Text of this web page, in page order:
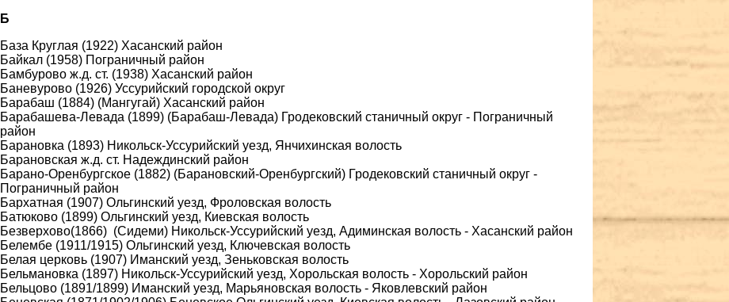
Б
База Круглая (1922) Хасанский район
Байкал (1958) Пограничный район
Бамбурово ж.д. ст. (1938) Хасанский район
Баневурово (1926) Уссурийский городской округ
Барабаш (1884) (Мангугай) Хасанский район
Барабашева-Левада (1899) (Барабаш-Левада) Гродековский станичный округ - Пограничный
район
Барановка (1893) Никольск-Уссурийский уезд, Янчихинская волость
Барановская ж.д. ст. Надеждинский район
Барано-Оренбургское (1882) (Барановский-Оренбургский) Гродековский станичный округ -
Пограничный район
Бархатная (1907) Ольгинский уезд, Фроловская волость
Батюково (1899) Ольгинский уезд, Киевская волость
Безверхово(1866) (Сидеми) Никольск-Уссурийский уезд, Адиминская волость - Хасанский район
Белембе (1911/1915) Ольгинский уезд, Ключевская волость
Белая церковь (1907) Иманский уезд, Зеньковская волость
Бельмановка (1897) Никольск-Уссурийский уезд, Хорольская волость - Хорольский район
Бельцово (1891/1899) Иманский уезд, Марьяновская волость - Яковлевский район